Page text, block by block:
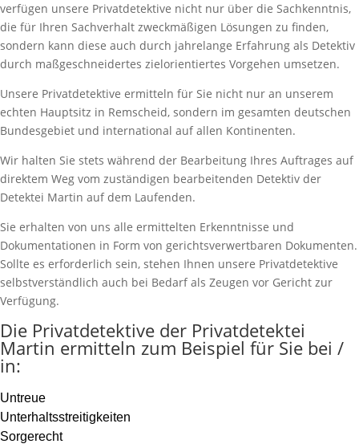
verfügen unsere Privatdetektive nicht nur über die Sachkenntnis,
die für Ihren Sachverhalt zweckmäßigen Lösungen zu finden,
sondern kann diese auch durch jahrelange Erfahrung als Detektiv
durch maßgeschneidertes zielorientiertes Vorgehen umsetzen.
Unsere Privatdetektive ermitteln für Sie nicht nur an unserem
echten Hauptsitz in Remscheid, sondern im gesamten deutschen
Bundesgebiet und international auf allen Kontinenten.
Wir halten Sie stets während der Bearbeitung Ihres Auftrages auf
direktem Weg vom zuständigen bearbeitenden Detektiv der
Detektei Martin auf dem Laufenden.
Sie erhalten von uns alle ermittelten Erkenntnisse und
Dokumentationen in Form von gerichtsverwertbaren Dokumenten.
Sollte es erforderlich sein, stehen Ihnen unsere Privatdetektive
selbstverständlich auch bei Bedarf als Zeugen vor Gericht zur
Verfügung.
Die Privatdetektive der Privatdetektei
Martin ermitteln zum Beispiel für Sie bei /
in:
Untreue
Unterhaltsstreitigkeiten
Sorgerecht